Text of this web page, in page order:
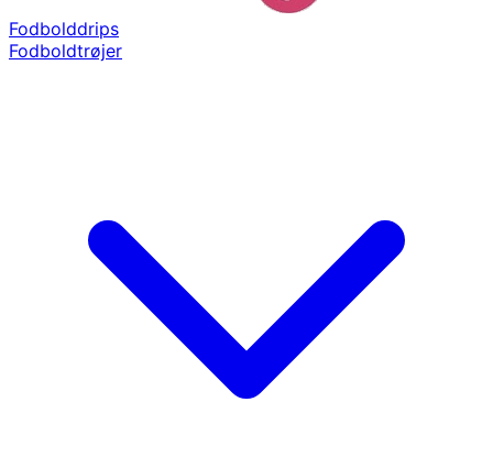
Fodbolddrips
Fodboldtrøjer